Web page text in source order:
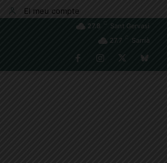
El meu compte
27.8
Sant Gervasi
27.7
Sarrià